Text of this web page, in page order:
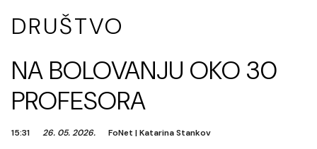
DRUŠTVO
NA BOLOVANJU OKO 30
PROFESORA
15:31 26. 05. 2026. FoNet |Katarina Stankov